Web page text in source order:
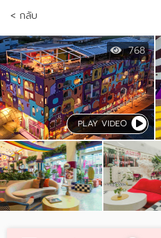
< กลับ
PLAY VIDEO
768